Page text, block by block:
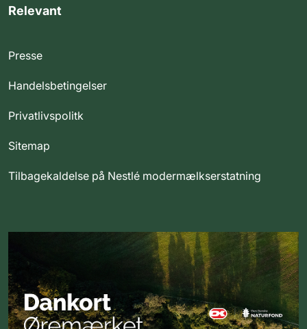
Relevant
Presse
Handelsbetingelser
Privatlivspolitk
Sitemap
Tilbagekaldelse på Nestlé modermælkserstatning